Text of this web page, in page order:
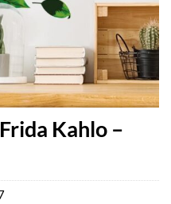
Kahlo –